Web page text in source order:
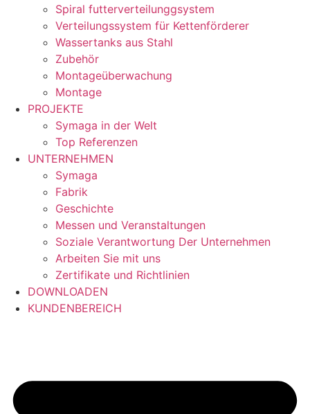
Spiral futterverteilunggsystem
Verteilungssystem für Kettenförderer
Wassertanks aus Stahl
Zubehör
Montageüberwachung
Montage
PROJEKTE
Symaga in der Welt
Top Referenzen
UNTERNEHMEN
Symaga
Fabrik
Geschichte
Messen und Veranstaltungen
Soziale Verantwortung Der Unternehmen
Arbeiten Sie mit uns
Zertifikate und Richtlinien
DOWNLOADEN
KUNDENBEREICH